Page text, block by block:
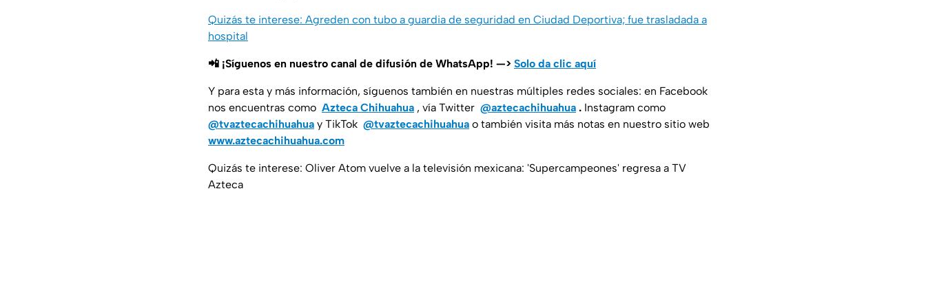
Quizás te interese: Agreden con tubo a guardia de seguridad en Ciudad Deportiva; fue trasladada a
hospital
📲 ¡Síguenos en nuestro canal de difusión de WhatsApp! —> Solo da clic aquí
Y para esta y más información, síguenos también en nuestras múltiples redes sociales: en Facebook
nos encuentras como Azteca Chihuahua , vía Twitter @aztecachihuahua . Instagram como
@tvaztecachihuahua y TikTok @tvaztecachihuahua o también visita más notas en nuestro sitio web
www.aztecachihuahua.com
Quizás te interese: Oliver Atom vuelve a la televisión mexicana: 'Supercampeones' regresa a TV
Azteca